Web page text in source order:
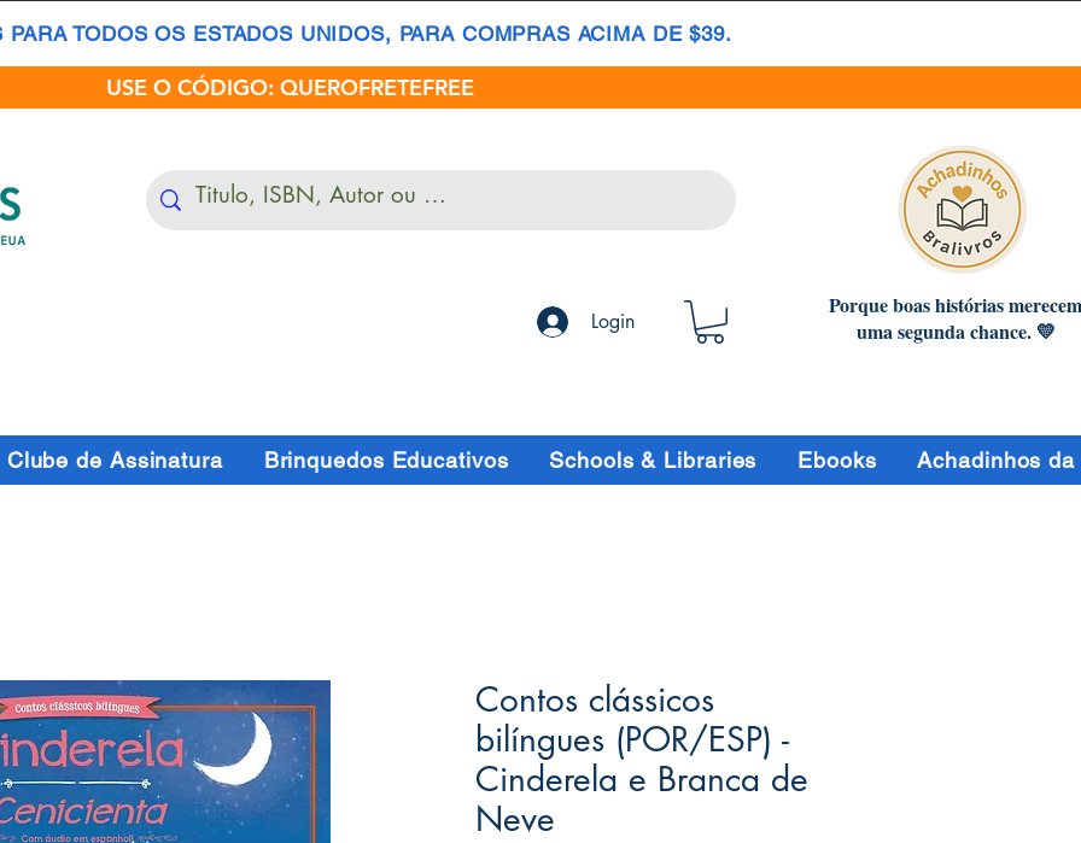
PARA TODOS OS ESTADOS UNIDOS, PARA COMPRAS ACIMA DE $39.
USE O CÓDIGO: QUEROFRETEFREE
Login
Porque boas histórias merecem
uma segunda chance. 💛
Clube de Assinatura Brinquedos Educativos Schools & Libraries Ebooks Achadinhos
Contos clássicos
bilíngues (POR/ESP) -
Cinderela e Branca de
Neve